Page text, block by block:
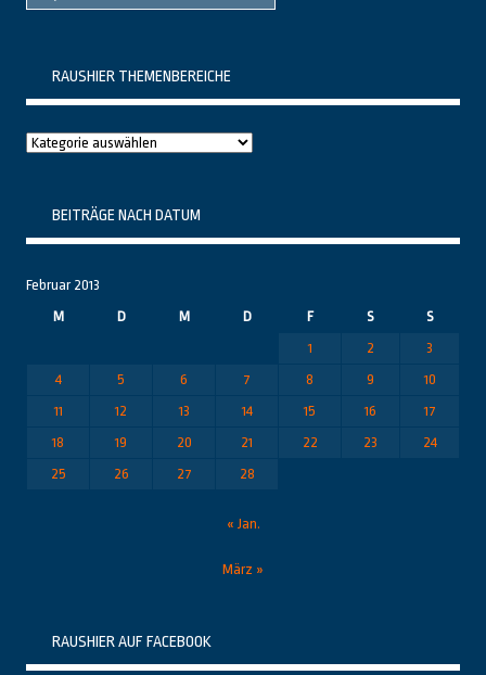
RAUSHIER THEMENBEREICHE
Raushier
BEITRÄGE NACH DATUM
Februar 2013
M
D M D F S
S
1
2
3
4
5 6 7 8 9
10
11
12 13 14 15 16
17
18
19 20 21 22 23
24
25
26 27 28
« Jan.
März »
RAUSHIER AUF FACEBOOK